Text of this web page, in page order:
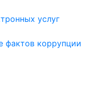
услуг
фактов коррупции